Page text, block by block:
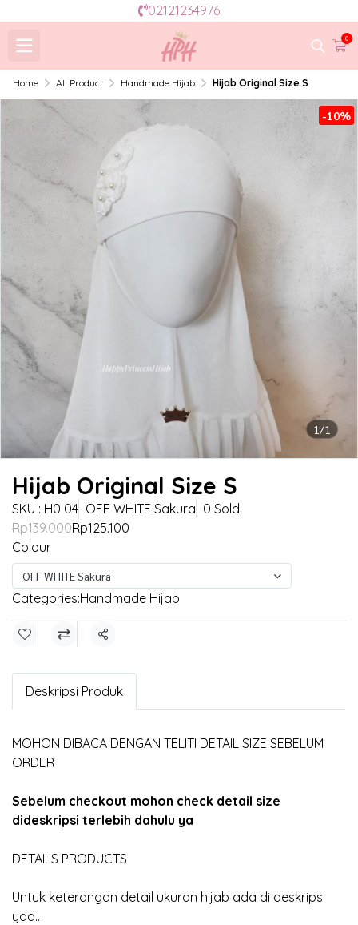
02121234976
0
Home All Product Handmade Hijab Hijab Original Size S
1/1
-10%
Hijab Original Size S
SKU : H0 04 OFF WHITE Sakura 0 Sold
Rp139.000Rp125.100
Colour
OFF WHITE Sakura
Categories:Handmade Hijab
Share
Deskripsi Produk
MOHON DIBACA DENGAN TELITI DETAIL SIZE SEBELUM
ORDER
Sebelum checkout mohon check detail size
dideskripsi terlebih dahulu ya
DETAILS PRODUCTS
Untuk keterangan detail ukuran hijab ada di deskripsi
yaa..